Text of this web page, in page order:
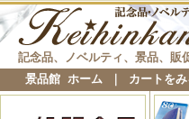
記念品、ノベルティ、景品、販
景品館 ホーム
カートをみ